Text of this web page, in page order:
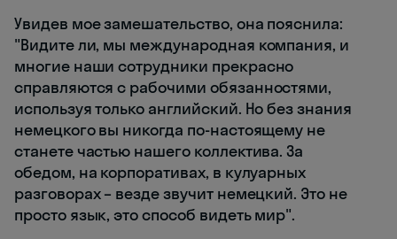
Увидев мое замешательство, она пояснила:
"Видите ли, мы международная компания, и
многие наши сотрудники прекрасно
справляются с рабочими обязанностями,
используя только английский. Но без знания
немецкого вы никогда по-настоящему не
станете частью нашего коллектива. За
обедом, на корпоративах, в кулуарных
разговорах – везде звучит немецкий. Это не
просто язык, это способ видеть мир".